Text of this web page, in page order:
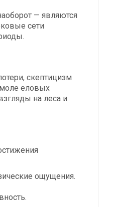
— являются
сети
скептицизм
еловых
на леса и
ощущения.